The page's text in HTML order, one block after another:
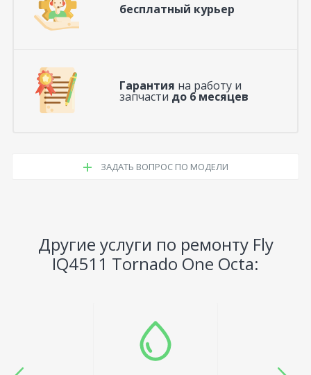
бесплатный курьер
Гарантия на работу и
запчасти до 6 месяцев
ЗАДАТЬ ВОПРОС ПО МОДЕЛИ
Другие услуги по ремонту Fly
IQ4511 Tornado One Octa: